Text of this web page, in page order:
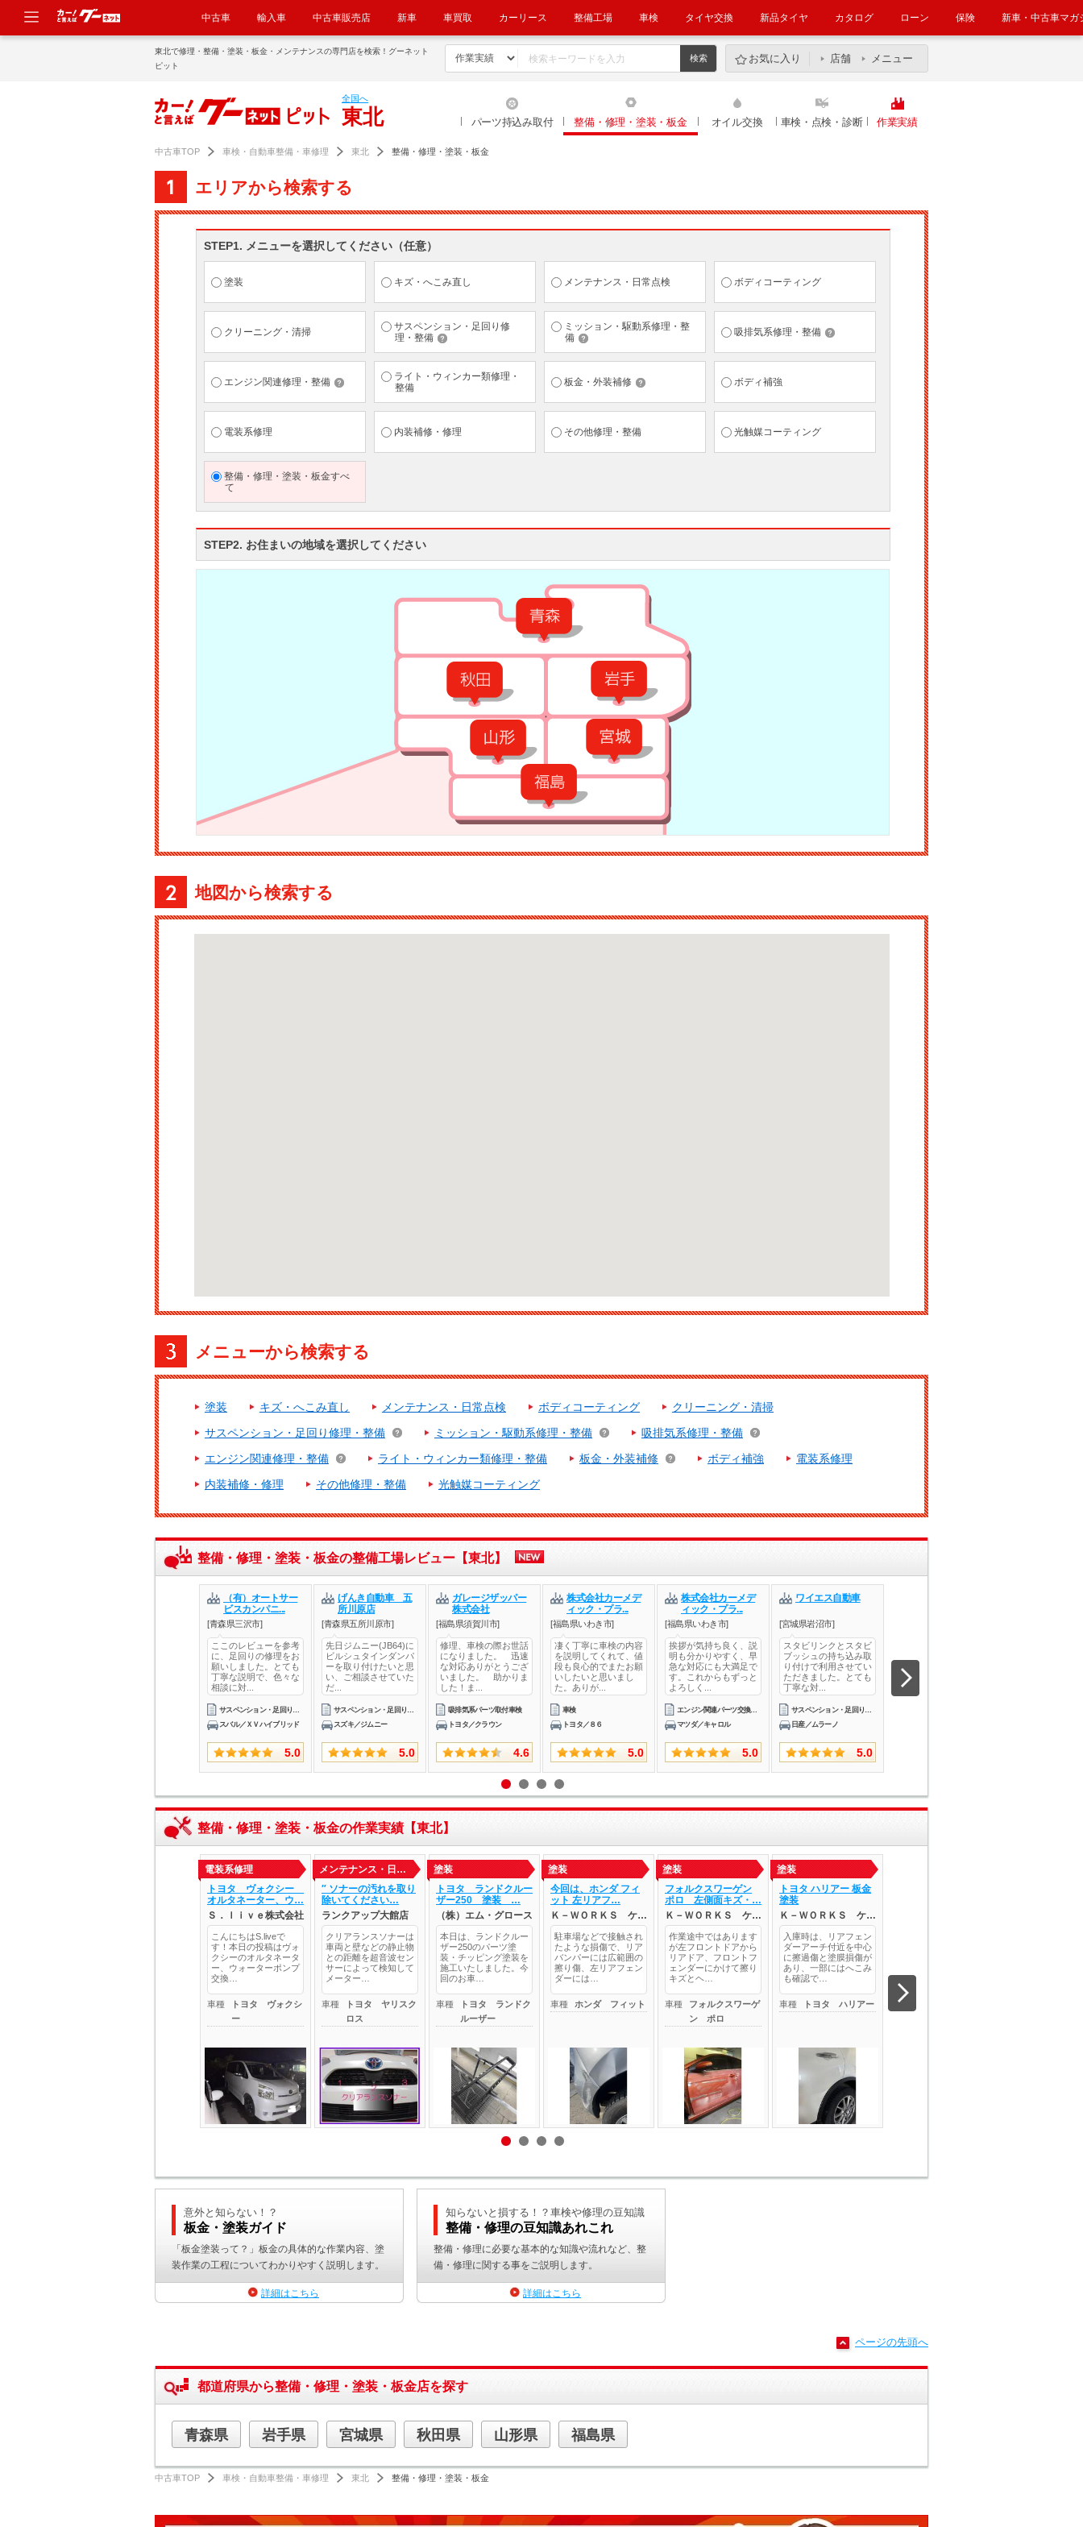
中古車 輸入車 中古車販売店 新車 車買取 カーリース 整備工場 車検 タイヤ交換 新品タイヤ カタログ ローン 保険 新車・中古車マガ
東北で修理・整備・塗装・板金・メンテナンスの専門店を検索！グーネット
ピット
お気に入り 店舗 メニュー
全国へ
東北 パーツ持込み取付 整備・修理・塗装・板金 オイル交換 車検・点検・診断 作業実績
中古車TOP 車検・自動車整備・車修理 東北 整備・修理・塗装・板金
エリアから検索する
STEP1. メニューを選択してください（任意）
塗装 キズ・へこみ直し メンテナンス・日常点検 ボディコーティング
クリーニング・清掃
サスペンション・足回り修
理・整備
ミッション・駆動系修理・整
備
吸排気系修理・整備
エンジン関連修理・整備
ライト・ウィンカー類修理・
整備
板金・外装補修 ボディ補強
電装系修理 内装補修・修理 その他修理・整備 光触媒コーティング
整備・修理・塗装・板金すべ
て
STEP2. お住まいの地域を選択してください
地図から検索する
メニューから検索する
塗装 キズ・へこみ直し メンテナンス・日常点検 ボディコーティング
クリーニング・清掃
サスペンション・足回り修理・整備
ミッション・駆動系修理・整備
吸排気系修理・整備
エンジン関連修理・整備
ライト・ウィンカー類修理・整備 板金・外装補修 ボディ補強
電装系修理
内装補修・修理
その他修理・整備 光触媒コーティング
整備・修理・塗装・板金の整備工場レビュー【東北】
（有）オートサー
ビスカンパニ...
[青森県三沢市]
ここのレビューを参考
に、足回りの修理をお
願いしました。とても
丁寧な説明で、色々な
相談に対...
サスペンション・足回り修理・整備
スバル／ＸＶハイブリッド
5.0
げんき自動車 五
所川原店
[青森県五所川原市]
先日ジムニー(JB64)に
ビルシュタインダンパ
ーを取り付けたいと思
い、ご相談させていた
だ...
サスペンション・足回りパーツ取付
スズキ／ジムニー
5.0
ガレージザッパー
株式会社
[福島県須賀川市]
修理、車検の際お世話
になりました。 迅速
な対応ありがとうござ
いました。 助かりま
した！ま...
吸排気系パーツ取付車検
トヨタ／クラウン
4.6
株式会社カーメデ
ィック・プラ...
[福島県いわき市]
凄く丁寧に車検の内容
を説明してくれて、値
段も良心的でまたお願
いしたいと思いまし
た。ありが...
車検
トヨタ／８６
5.0
株式会社カーメデ
ィック・プラ...
[福島県いわき市]
挨拶が気持ち良く、説
明も分かりやすく、早
急な対応にも大満足で
す。これからもずっと
よろしく...
エンジン関連パーツ交換エンジン関連修理・整備
マツダ／キャロル
5.0
ワイエス自動車
[宮城県岩沼市]
スタビリンクとスタビ
ブッシュの持ち込み取
り付けで利用させてい
ただきました。とても
丁寧な対...
サスペンション・足回りパーツ取付
日産／ムラーノ
5.0
車内もきれいにしても
らい感謝です。来月は
もう1台...
整備・修理・塗装・板金の作業実績【東北】
電装系修理
トヨタ ヴォクシー
オルタネーター、ウ…
Ｓ．ｌｉｖｅ株式会社
こんにちはS.liveで
す！本日の投稿はヴォ
クシーのオルタネータ
ー、ウォーターポンプ
交換…
車種
トヨタ ヴォクシ
ー
メンテナンス・日…
″ ソナーの汚れを取り
除いてください…
ランクアップ大館店
クリアランスソナーは
車両と壁などの静止物
との距離を超音波セン
サーによって検知して
メーター…
車種
トヨタ ヤリスク
ロス
塗装
トヨタ ランドクルー
ザー250 塗装 …
（株）エム・グロース
本日は、ランドクルー
ザー250のパーツ塗
装・チッピング塗装を
施工いたしました。今
回のお車…
車種
トヨタ ランドク
ルーザー
塗装
今回は、ホンダ フィ
ット 左リアフ…
Ｋ－ＷＯＲＫＳ ケ…
駐車場などで接触され
たような損傷で、リア
バンパーには広範囲の
擦り傷、左リアフェン
ダーには…
車種 ホンダ フィット
塗装
フォルクスワーゲン
ポロ 左側面キズ・…
Ｋ－ＷＯＲＫＳ ケ…
作業途中ではあります
が左フロントドアから
リアドア、フロントフ
ェンダーにかけて擦り
キズとヘ…
車種
フォルクスワーゲ
ン ポロ
塗装
トヨタ ハリアー 板金
塗装
Ｋ－ＷＯＲＫＳ ケ…
入庫時は、リアフェン
ダーアーチ付近を中心
に擦過傷と塗膜損傷が
あり、一部にはへこみ
も確認で…
車種 トヨタ ハリアー
パネルは…
車種
意外と知らない！？
板金・塗装ガイド
「板金塗装って？」板金の具体的な作業内容、塗
装作業の工程についてわかりやすく説明します。
詳細はこちら
知らないと損する！？車検や修理の豆知識
整備・修理の豆知識あれこれ
整備・修理に必要な基本的な知識や流れなど、整
備・修理に関する事をご説明します。
詳細はこちら
ページの先頭へ
都道府県から整備・修理・塗装・板金店を探す
青森県 岩手県 宮城県 秋田県 山形県 福島県
中古車TOP 車検・自動車整備・車修理 東北 整備・修理・塗装・板金